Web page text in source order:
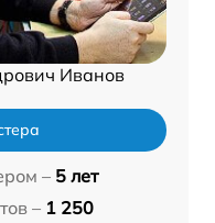
Иванов
– 5 лет
– 1 250